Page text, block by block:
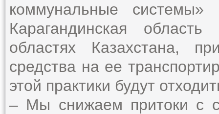
коммунальные
Карагандинская
областях Казахстана,
средства на ее
этой практики будут
– Мы снижаем притоки с